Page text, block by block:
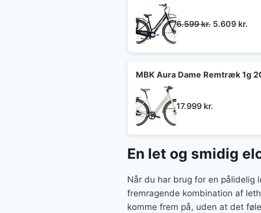
6.599kr. Den
6.599 kr..
5.609 kr.
MBK Aura Dame Remtræk 1g
17.999 kr.
En let og smidig
Når du har brug for en pålidelig
fremragende kombination af
komme frem på, uden at det